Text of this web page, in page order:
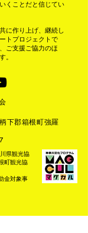
くことだと信じてい
に作り上げ、継続し
トプロジェクトで
ご支援ご協力のほ
。
郡箱根町強羅
県観光協
町観光協
金対象事